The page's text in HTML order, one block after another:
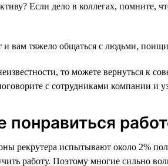
Если дело в коллегах, помните,
вам тяжело общаться с людьми,
то можете вернуться к
с сотрудниками компании и
понравиться
рекрутера испытывают около 2%
работу. Поэтому многие сильно